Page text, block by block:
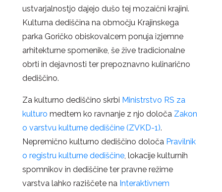
ustvarjalnostjo dajejo dušo tej mozaični krajini.
Kulturna dediščina na območju Krajinskega
parka Goričko obiskovalcem ponuja izjemne
arhitekturne spomenike, še žive tradicionalne
obrti in dejavnosti ter prepoznavno kulinarično
dediščino.
Za kulturno dediščino skrbi Ministrstvo RS za
kulturo medtem ko ravnanje z njo določa Zakon
o varstvu kulturne dediščine (ZVKD-1).
Nepremično kulturno dediščino določa Pravilnik
o registru kulturne dediščine, lokacije kulturnih
spomnikov in dediščine ter pravne režime
varstva lahko raziščete na Interaktivnem